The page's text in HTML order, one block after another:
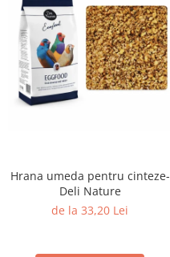
Hrana umeda pentru cinteze-
Deli Nature
de la 33,20 Lei